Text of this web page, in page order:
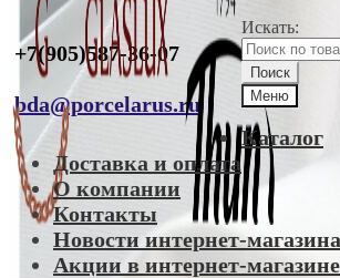
+7(905)587-36-07
bda@porcelarus.ru
Искать:
Поиск
Меню
Каталог
Доставка и оплата
О компании
Контакты
Новости интернет-
Акции в интернет-